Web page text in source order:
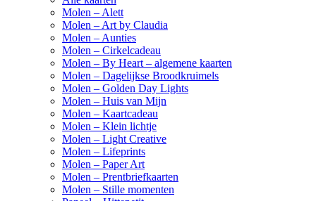
Molen – Alett
Molen – Art by Claudia
Molen – Aunties
Molen – Cirkelcadeau
Molen – By Heart – algemene kaarten
Molen – Dagelijkse Broodkruimels
Molen – Golden Day Lights
Molen – Huis van Mijn
Molen – Kaartcadeau
Molen – Klein lichtje
Molen – Light Creative
Molen – Lifeprints
Molen – Paper Art
Molen – Prentbriefkaarten
Molen – Stille momenten